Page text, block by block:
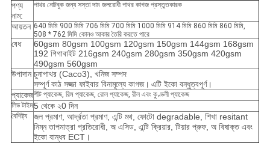
পণ্য
নাম:
পাথর নোটবুক জন্য সস্তা দাম জলরোধী পাথর কাগজ প্রস্তুতকারক
আয়তন 640 মিমি 900 মিমি 706 মিমি 700 মিমি 1000 মিমি 914 মিমি 860 মিমি 860 মিমি,
508 * 762 মিমি কোনও আকার তৈরি করতে পারে
বেধ
60gsm 80gsm 100gsm 120gsm 150gsm 144gsm 168gsm
192 গিগাবাইট 216gsm 240gsm 280gsm 350gsm 420gsm
490gsm 560gsm
উপাদান চুনাপাথর (Caco3), খনিজ সম্পদ
সম্পূর্ণ কাঠ সজ্জা ফাইবার বিনামূল্যে কাগজ। এটি ইকো বন্ধুত্বপূর্ণ।
প্যাকেজশীট প্যাকেজ, রিম প্যাকেজ, রোল প্যাকেজ, রীল এবং কুণ্ডলী প্যাকেজ
লিড টাইম5 থেকে ২0 দিন
বৈশিষ্ট্য
জল প্রমাণ, আর্দ্রতা প্রমাণ, এন্টি মথ, ফোটো degradable, শিখা resitant
নিম্ন তাপমাত্রা প্রতিরোধী, অ এসিড, এন্টি ক্রিয়ার, টিয়ার প্রুফ, অ বিষাক্ত এবং
ইকো বান্ধব ECT।